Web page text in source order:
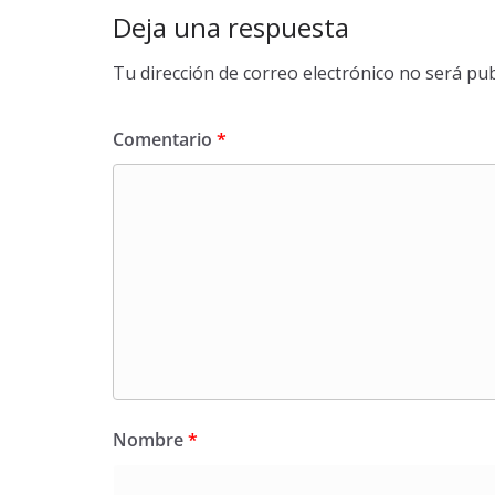
Deja una respuesta
Tu dirección de correo electrónico no será
Comentario *
Nombre*